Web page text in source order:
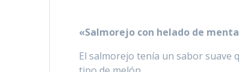
«Salmorejo con helado de
El salmorejo tenía un sabor suave